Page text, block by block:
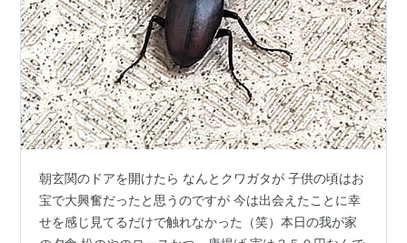
朝玄関のドアを開けたら なんとクワガタが 子供の頃はお
宝で大興奮だったと思うのですが 今は出会えたことに幸
せを感じ見てるだけで触れなかった（笑）本日の我が家